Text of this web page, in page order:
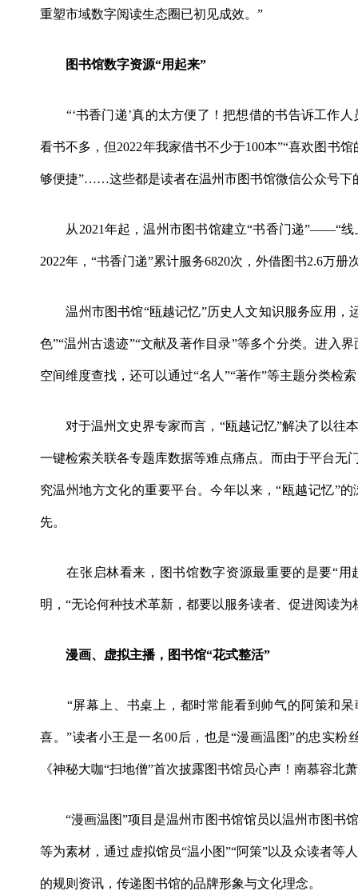
重塑市域数字阅读生态圈已初见成效。”
图书馆数字资源“用起来”
“‘书香门递’真的太方便了！把想借的书告诉工作人
看书不多，但2022年我家借书不少于100本”“喜欢图书
够便捷”……这些都是读者在温州市图书馆微信公众号下
从2021年起，温州市图书馆建立“书香门递”——“线
2022年，“书香门递”累计服务6820次，外借图书2.6万册
温州市图书馆“瓯越记忆”历史人文知识服务应用，
色”“温州古遗迹”“文献及著作目录”等多个分类。进入
空间维度查找，还可以通过“名人”“著作”等主题分类检
对于温州文史界专家而言，“瓯越记忆”解决了以往
一键检索关联各专题库数据等难点痛点。而由于平台无
究温州地方文化的重要平台。今年以来，“瓯越记忆”
先。
在张启林看来，图书馆数字资源最重要的是要“用
明，“无论何种技术革新，都要以服务读者、促进阅读为
漫画、虚拟主播，图书馆“花式整活”
“屏幕上、书桌上，都时常能看到帅气的阿策和呆
喜。”读者小王是一名00后，也是“漫画温图”的忠实
《神秘大咖“扫地僧”首次披露图书馆员心声！南慕容
“漫画温图”项目是温州市图书馆馆员以温州市图书
等为素材，通过虚拟馆员“温小图”“阿策”以及众读者
的规则资讯，传递图书馆的品牌形象与文化理念。